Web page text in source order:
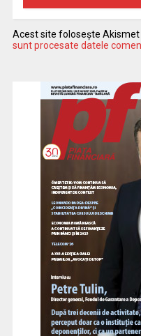
Acest site folosește Akismet
sunt procesate datele